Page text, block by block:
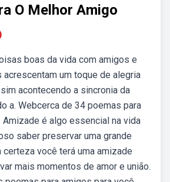
O Melhor Amigo
boas da vida com amigos e
um toque de alegria
acontecendo a sincronia da
a. Webcerca de 34 poemas para
é algo essencial na vida
saber preservar uma grande
certeza você terá uma amizade
mais momentos de amor e união.